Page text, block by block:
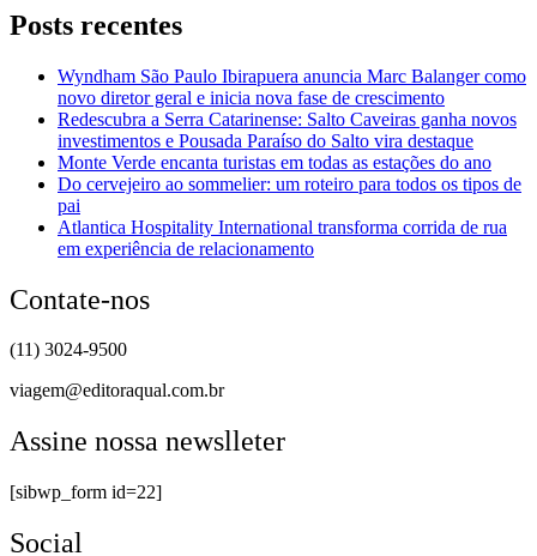
Posts recentes
Wyndham São Paulo Ibirapuera anuncia Marc Balanger como
novo diretor geral e inicia nova fase de crescimento
Redescubra a Serra Catarinense: Salto Caveiras ganha novos
investimentos e Pousada Paraíso do Salto vira destaque
Monte Verde encanta turistas em todas as estações do ano
Do cervejeiro ao sommelier: um roteiro para todos os tipos de
pai
Atlantica Hospitality International transforma corrida de rua
em experiência de relacionamento
Contate-nos
(11) 3024-9500
viagem@editoraqual.com.br
Assine nossa newslleter
[sibwp_form id=22]
Social